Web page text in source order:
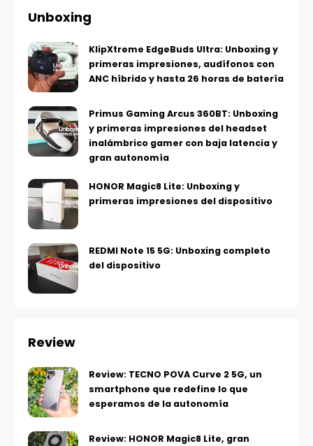
Unboxing
KlipXtreme EdgeBuds Ultra: Unboxing y
primeras impresiones, audífonos con
ANC híbrido y hasta 26 horas de batería
Primus Gaming Arcus 360BT: Unboxing
y primeras impresiones del headset
inalámbrico gamer con baja latencia y
gran autonomía
HONOR Magic8 Lite: Unboxing y
primeras impresiones del dispositivo
REDMI Note 15 5G: Unboxing completo
del dispositivo
Review
Review: TECNO POVA Curve 2 5G, un
smartphone que redefine lo que
esperamos de la autonomía
Review: HONOR Magic8 Lite, gran